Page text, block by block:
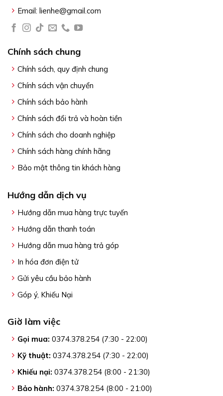
Email: lienhe@gmail.com
Chính sách chung
Chính sách, quy định chung
Chính sách vận chuyển
Chính sách bảo hành
Chính sách đổi trả và hoàn tiền
Chính sách cho doanh nghiệp
Chính sách hàng chính hãng
Bảo mật thông tin khách hàng
Hướng dẫn dịch vụ
Hướng dẫn mua hàng trực tuyến
Hướng dẫn thanh toán
Hướng dẫn mua hàng trả góp
In hóa đơn điện tử
Gửi yêu cầu bảo hành
Góp ý, Khiếu Nại
Giờ làm việc
Gọi mua: 0374.378.254 (7:30 - 22:00)
Kỹ thuật: 0374.378.254 (7:30 - 22:00)
Khiếu nại: 0374.378.254 (8:00 - 21:30)
Bảo hành: 0374.378.254 (8:00 - 21:00)